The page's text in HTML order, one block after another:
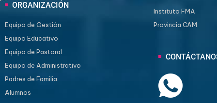
ORGANIZACIÓN
Equipo de Gestión
Equipo Educativo
Equipo de Pastoral
Equipo de Administrativo
Padres de Familia
Alumnos
Instituto FMA
Provincia CAM